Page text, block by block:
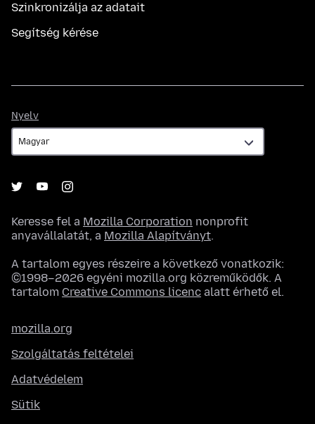
Szinkronizálja az adatait
Segítség kérése
Nyelv
Keresse fel a Mozilla Corporation nonprofit
anyavállalatát, a Mozilla Alapítványt.
A tartalom egyes részeire a következő vonatkozik:
©1998–2026 egyéni mozilla.org közreműködők. A
tartalom Creative Commons licenc alatt érhető el.
mozilla.org
Szolgáltatás feltételei
Adatvédelem
Sütik